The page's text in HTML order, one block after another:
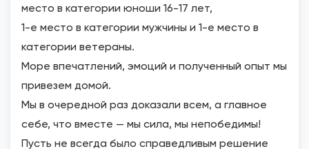
место в категории юноши 16-17 лет,
1-е место в категории мужчины и 1-е место в
категории ветераны.
Море впечатлений, эмоций и полученный опыт мы
привезем домой.
Мы в очередной раз доказали всем, а главное
себе, что вместе — мы сила, мы непобедимы!
Пусть не всегда было справедливым решение